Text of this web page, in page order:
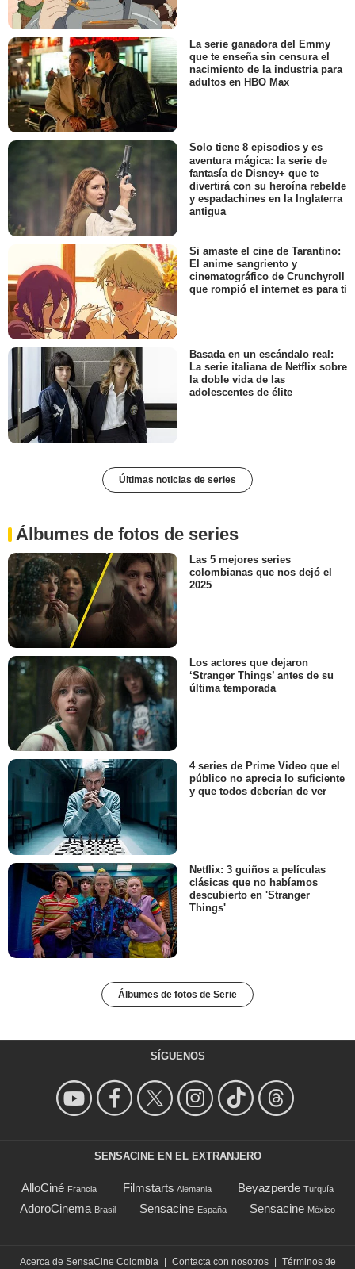
La serie ganadora del Emmy
que te enseña sin censura el
nacimiento de la industria para
adultos en HBO Max
Solo tiene 8 episodios y es
aventura mágica: la serie de
fantasía de Disney+ que te
divertirá con su heroína rebelde
y espadachines en la Inglaterra
antigua
Si amaste el cine de Tarantino:
El anime sangriento y
cinematográfico de Crunchyroll
que rompió el internet es para ti
Basada en un escándalo real:
La serie italiana de Netflix sobre
la doble vida de las
adolescentes de élite
Últimas noticias de series
Álbumes de fotos de series
Las 5 mejores series
colombianas que nos dejó el
2025
Los actores que dejaron
‘Stranger Things’ antes de su
última temporada
4 series de Prime Video que el
público no aprecia lo suficiente
y que todos deberían de ver
Netflix: 3 guiños a películas
clásicas que no habíamos
descubierto en 'Stranger
Things'
Álbumes de fotos de Serie
SÍGUENOS
SENSACINE EN EL EXTRANJERO
AlloCiné Francia Filmstarts Alemania Beyazperde Turquía
AdoroCinema Brasil Sensacine España Sensacine México
Acerca de SensaCine Colombia Contacta con nosotros Términos de